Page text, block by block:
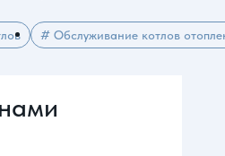
# Обслуживание котлов